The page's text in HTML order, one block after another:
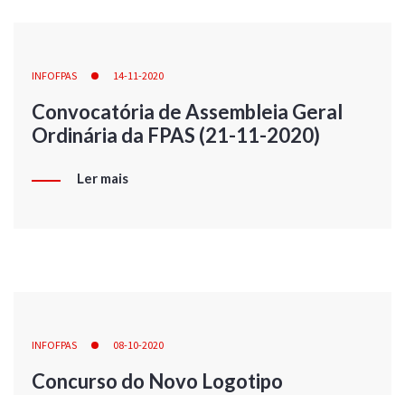
INFOFPAS 14-11-2020
Convocatória de Assembleia Geral
Ordinária da FPAS (21-11-2020)
Ler mais
INFOFPAS 08-10-2020
Concurso do Novo Logotipo